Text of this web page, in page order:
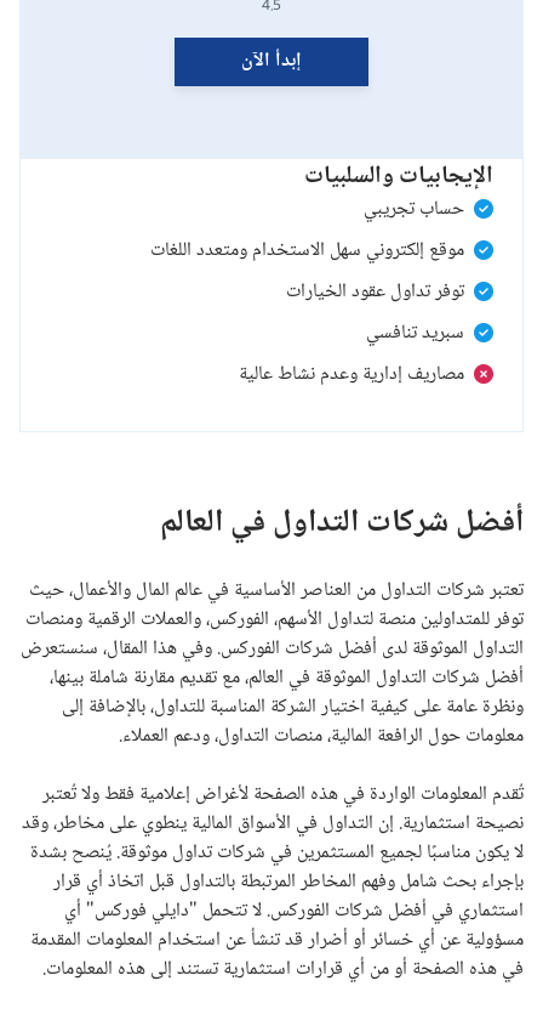
4.5
إبدأ الآن
الإيجابيات والسلبيات
حساب تجريبي
موقع إلكتروني سهل الاستخدام ومتعدد اللغات
توفر تداول عقود الخيارات
سبريد تنافسي
مصاريف إدارية وعدم نشاط عالية
أفضل شركات التداول في العالم
تعتبر شركات التداول من العناصر الأساسية في عالم المال والأعمال، حيث
توفر للمتداولين منصة لتداول الأسهم، الفوركس، والعملات الرقمية ومنصات
التداول الموثوقة لدى أفضل شركات الفوركس. وفي هذا المقال، سنستعرض
أفضل شركات التداول الموثوقة في العالم، مع تقديم مقارنة شاملة بينها،
ونظرة عامة على كيفية اختيار الشركة المناسبة للتداول، بالإضافة إلى
معلومات حول الرافعة المالية، منصات التداول، ودعم العملاء.
تُقدم المعلومات الواردة في هذه الصفحة لأغراض إعلامية فقط ولا تُعتبر
نصيحة استثمارية. إن التداول في الأسواق المالية ينطوي على مخاطر، وقد
لا يكون مناسبًا لجميع المستثمرين في شركات تداول موثوقة. يُنصح بشدة
بإجراء بحث شامل وفهم المخاطر المرتبطة بالتداول قبل اتخاذ أي قرار
استثماري في أفضل شركات الفوركس. لا تتحمل "دايلي فوركس" أي
مسؤولية عن أي خسائر أو أضرار قد تنشأ عن استخدام المعلومات المقدمة
في هذه الصفحة أو من أي قرارات استثمارية تستند إلى هذه المعلومات.